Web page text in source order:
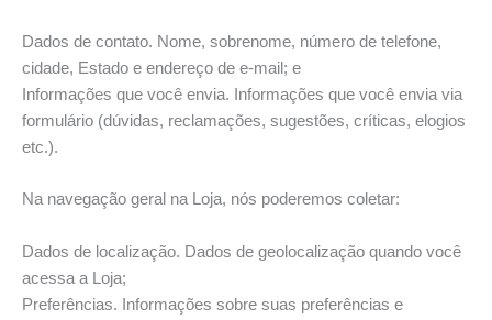
Dados de contato. Nome, sobrenome, número de telefone,
cidade, Estado e endereço de e-mail; e
Informações que você envia. Informações que você envia via
formulário (dúvidas, reclamações, sugestões, críticas, elogios
etc.).
Na navegação geral na Loja, nós poderemos coletar:
Dados de localização. Dados de geolocalização quando você
acessa a Loja;
Preferências. Informações sobre suas preferências e